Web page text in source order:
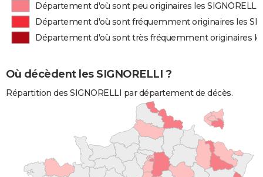
Département d'où sont peu originaires les SIGNORELLI
Département d'où sont fréquemment originaires les
Département d'où sont très fréquemment originaires
Où décèdent les SIGNORELLI ?
Répartition des SIGNORELLI par département de décès.